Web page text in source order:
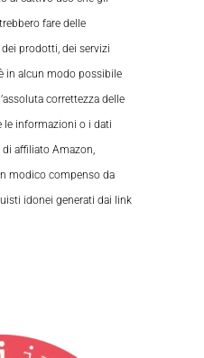
fare delle
prodotti, dei servizi
in alcun modo possibile
correttezza delle
le informazioni o i dati
affiliato Amazon,
modico compenso da
idonei generati dai link